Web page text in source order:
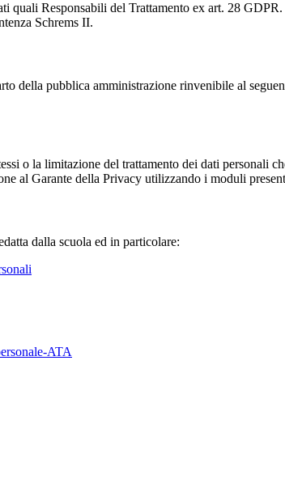
quali Responsabili del Trattamento ex art. 28
Schrems II.
della pubblica amministrazione rinvenibile al
o la limitazione del trattamento dei dati personali
al Garante della Privacy utilizzando i moduli
dalla scuola ed in particolare:
ATA